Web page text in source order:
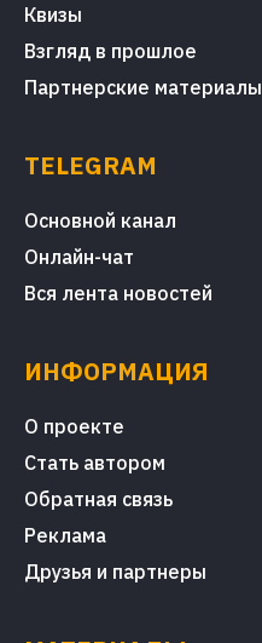
Квизы
Взгляд в прошлое
Партнерские материалы
TELEGRAM
Основной канал
Онлайн-чат
Вся лента новостей
ИНФОРМАЦИЯ
О проекте
Стать автором
Обратная связь
Реклама
Друзья и партнеры